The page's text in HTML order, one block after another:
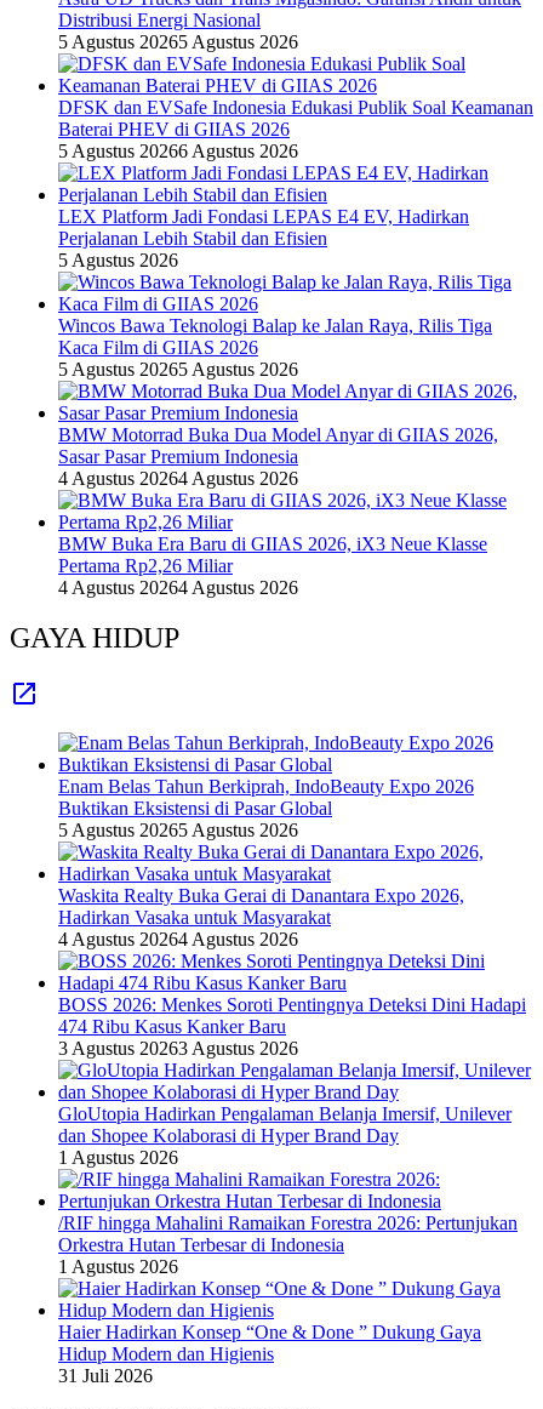
Distribusi Energi Nasional
5 Agustus 20265 Agustus 2026
DFSK dan EVSafe Indonesia Edukasi Publik Soal Keamanan
Baterai PHEV di GIIAS 2026
5 Agustus 20266 Agustus 2026
LEX Platform Jadi Fondasi LEPAS E4 EV, Hadirkan
Perjalanan Lebih Stabil dan Efisien
5 Agustus 2026
Wincos Bawa Teknologi Balap ke Jalan Raya, Rilis Tiga
Kaca Film di GIIAS 2026
5 Agustus 20265 Agustus 2026
BMW Motorrad Buka Dua Model Anyar di GIIAS 2026,
Sasar Pasar Premium Indonesia
4 Agustus 20264 Agustus 2026
BMW Buka Era Baru di GIIAS 2026, iX3 Neue Klasse
Pertama Rp2,26 Miliar
4 Agustus 20264 Agustus 2026
GAYA HIDUP
Enam Belas Tahun Berkiprah, IndoBeauty Expo 2026
Buktikan Eksistensi di Pasar Global
5 Agustus 20265 Agustus 2026
Waskita Realty Buka Gerai di Danantara Expo 2026,
Hadirkan Vasaka untuk Masyarakat
4 Agustus 20264 Agustus 2026
BOSS 2026: Menkes Soroti Pentingnya Deteksi Dini Hadapi
474 Ribu Kasus Kanker Baru
3 Agustus 20263 Agustus 2026
GloUtopia Hadirkan Pengalaman Belanja Imersif, Unilever
dan Shopee Kolaborasi di Hyper Brand Day
1 Agustus 2026
/RIF hingga Mahalini Ramaikan Forestra 2026: Pertunjukan
Orkestra Hutan Terbesar di Indonesia
1 Agustus 2026
Haier Hadirkan Konsep “One & Done ” Dukung Gaya
Hidup Modern dan Higienis
31 Juli 2026